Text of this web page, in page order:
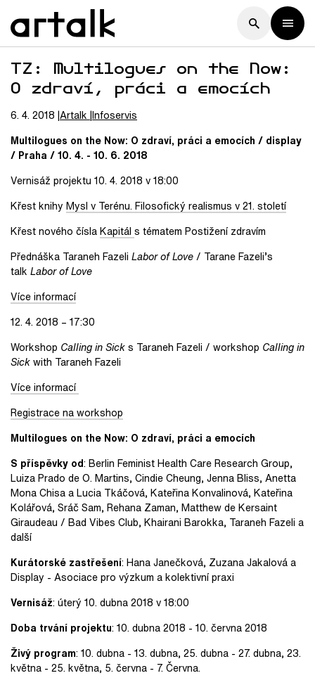
TZ: Multilogues on the Now:
O zdraví, práci a emocích
6. 4. 2018 Artalk Infoservis
Multilogues on the Now: O zdraví, práci a emocích / display
/ Praha / 10. 4. - 10. 6. 2018
Vernisáž projektu 10. 4. 2018 v 18:00
Křest knihy Mysl v Terénu. Filosofický realismus v 21. století
Křest nového číslaKapitál s tématem Postižení zdravím
Přednáška Taraneh Fazeli Labor of Love/ Tarane Fazeli’s
talk Labor of Love
Více informací
12. 4. 2018 – 17:30
Workshop Calling in Sicks Taraneh Fazeli / workshop Calling in
Sickwith Taraneh Fazeli
Více informací
Registrace na workshop
Multilogues on the Now: O zdraví, práci a emocích
S příspěvky od: Berlin Feminist Health Care Research Group,
Luiza Prado de O. Martins, Cindie Cheung, Jenna Bliss, Anetta
Mona Chisa a Lucia Tkáčová, Kateřina Konvalinová, Kateřina
Kolářová, Sráč Sam, Rehana Zaman, Matthew de Kersaint
Giraudeau / Bad Vibes Club, Khairani Barokka, Taraneh Fazeli a
další
Kurátorské zastřešení: Hana Janečková, Zuzana Jakalová a
Display - Asociace pro výzkum a kolektivní praxi
Vernisáž: úterý 10. dubna 2018 v 18:00
Doba trvání projektu: 10. dubna 2018 - 10. června 2018
Živý program: 10. dubna - 13. dubna, 25. dubna - 27. dubna, 23.
května - 25. května, 5. června - 7. Června.